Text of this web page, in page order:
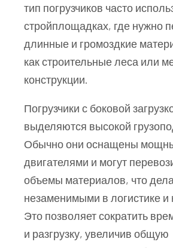
тип погрузчиков часто
стройплощадках, где нужно
длинные и громоздкие
как строительные леса или
конструкции.
Погрузчики с боковой
выделяются высокой
Обычно они оснащены
двигателями и могут
объемы материалов, что
незаменимыми в логистике и
Это позволяет сократить
и разгрузку, увеличив общую